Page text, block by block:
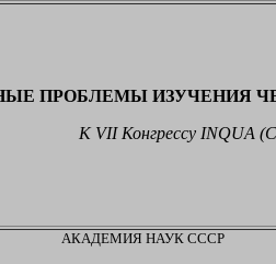
ПРОБЛЕМЫ ИЗУЧЕНИЯ
К VII Конгрессу INQUA
АКАДЕМИЯ НАУК СССР